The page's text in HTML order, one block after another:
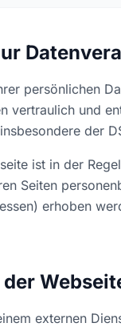
persönlichen
vertraulich und
der
ist in der
Seiten
erhoben
externen